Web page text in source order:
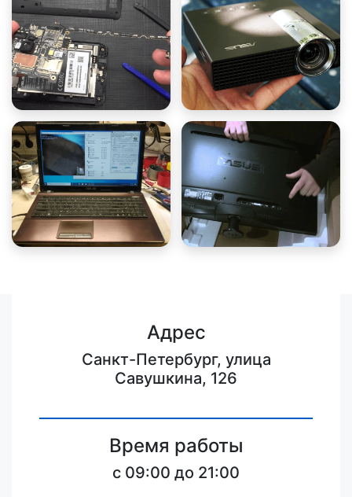
Адрес
Санкт-Петербург, улица
Савушкина, 126
Время работы
c 09:00 до 21:00